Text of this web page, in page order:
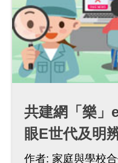
共建網「樂」
眼E世代及明
作者: 家庭與學校